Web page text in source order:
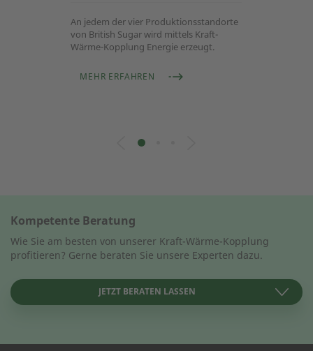
An jedem der vier Produktionsstandorte
von British Sugar wird mittels Kraft-
Wärme-Kopplung Energie erzeugt.
MEHR ERFAHREN
Kompetente Beratung
Wie Sie am besten von unserer Kraft-Wärme-Kopplung
profitieren? Gerne beraten Sie unsere Experten dazu.
JETZT BERATEN LASSEN